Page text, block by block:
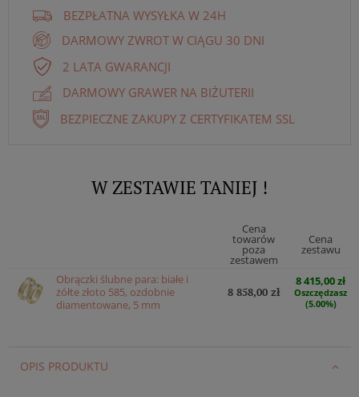
BEZPŁATNA WYSYŁKA W 24H
DARMOWY ZWROT W CIĄGU 30 DNI
2 LATA GWARANCJI
DARMOWY GRAWER NA BIŻUTERII
BEZPIECZNE ZAKUPY Z CERTYFIKATEM SSL
W ZESTAWIE TANIEJ !
Cena
towarów
poza
zestawem
Cena
zestawu
Obrączki ślubne para: białe i
żółte złoto 585, ozdobnie
diamentowane, 5 mm
8 858,00 zł
8 415,00 zł
Oszczędzasz
(5.00%)
OPIS PRODUKTU